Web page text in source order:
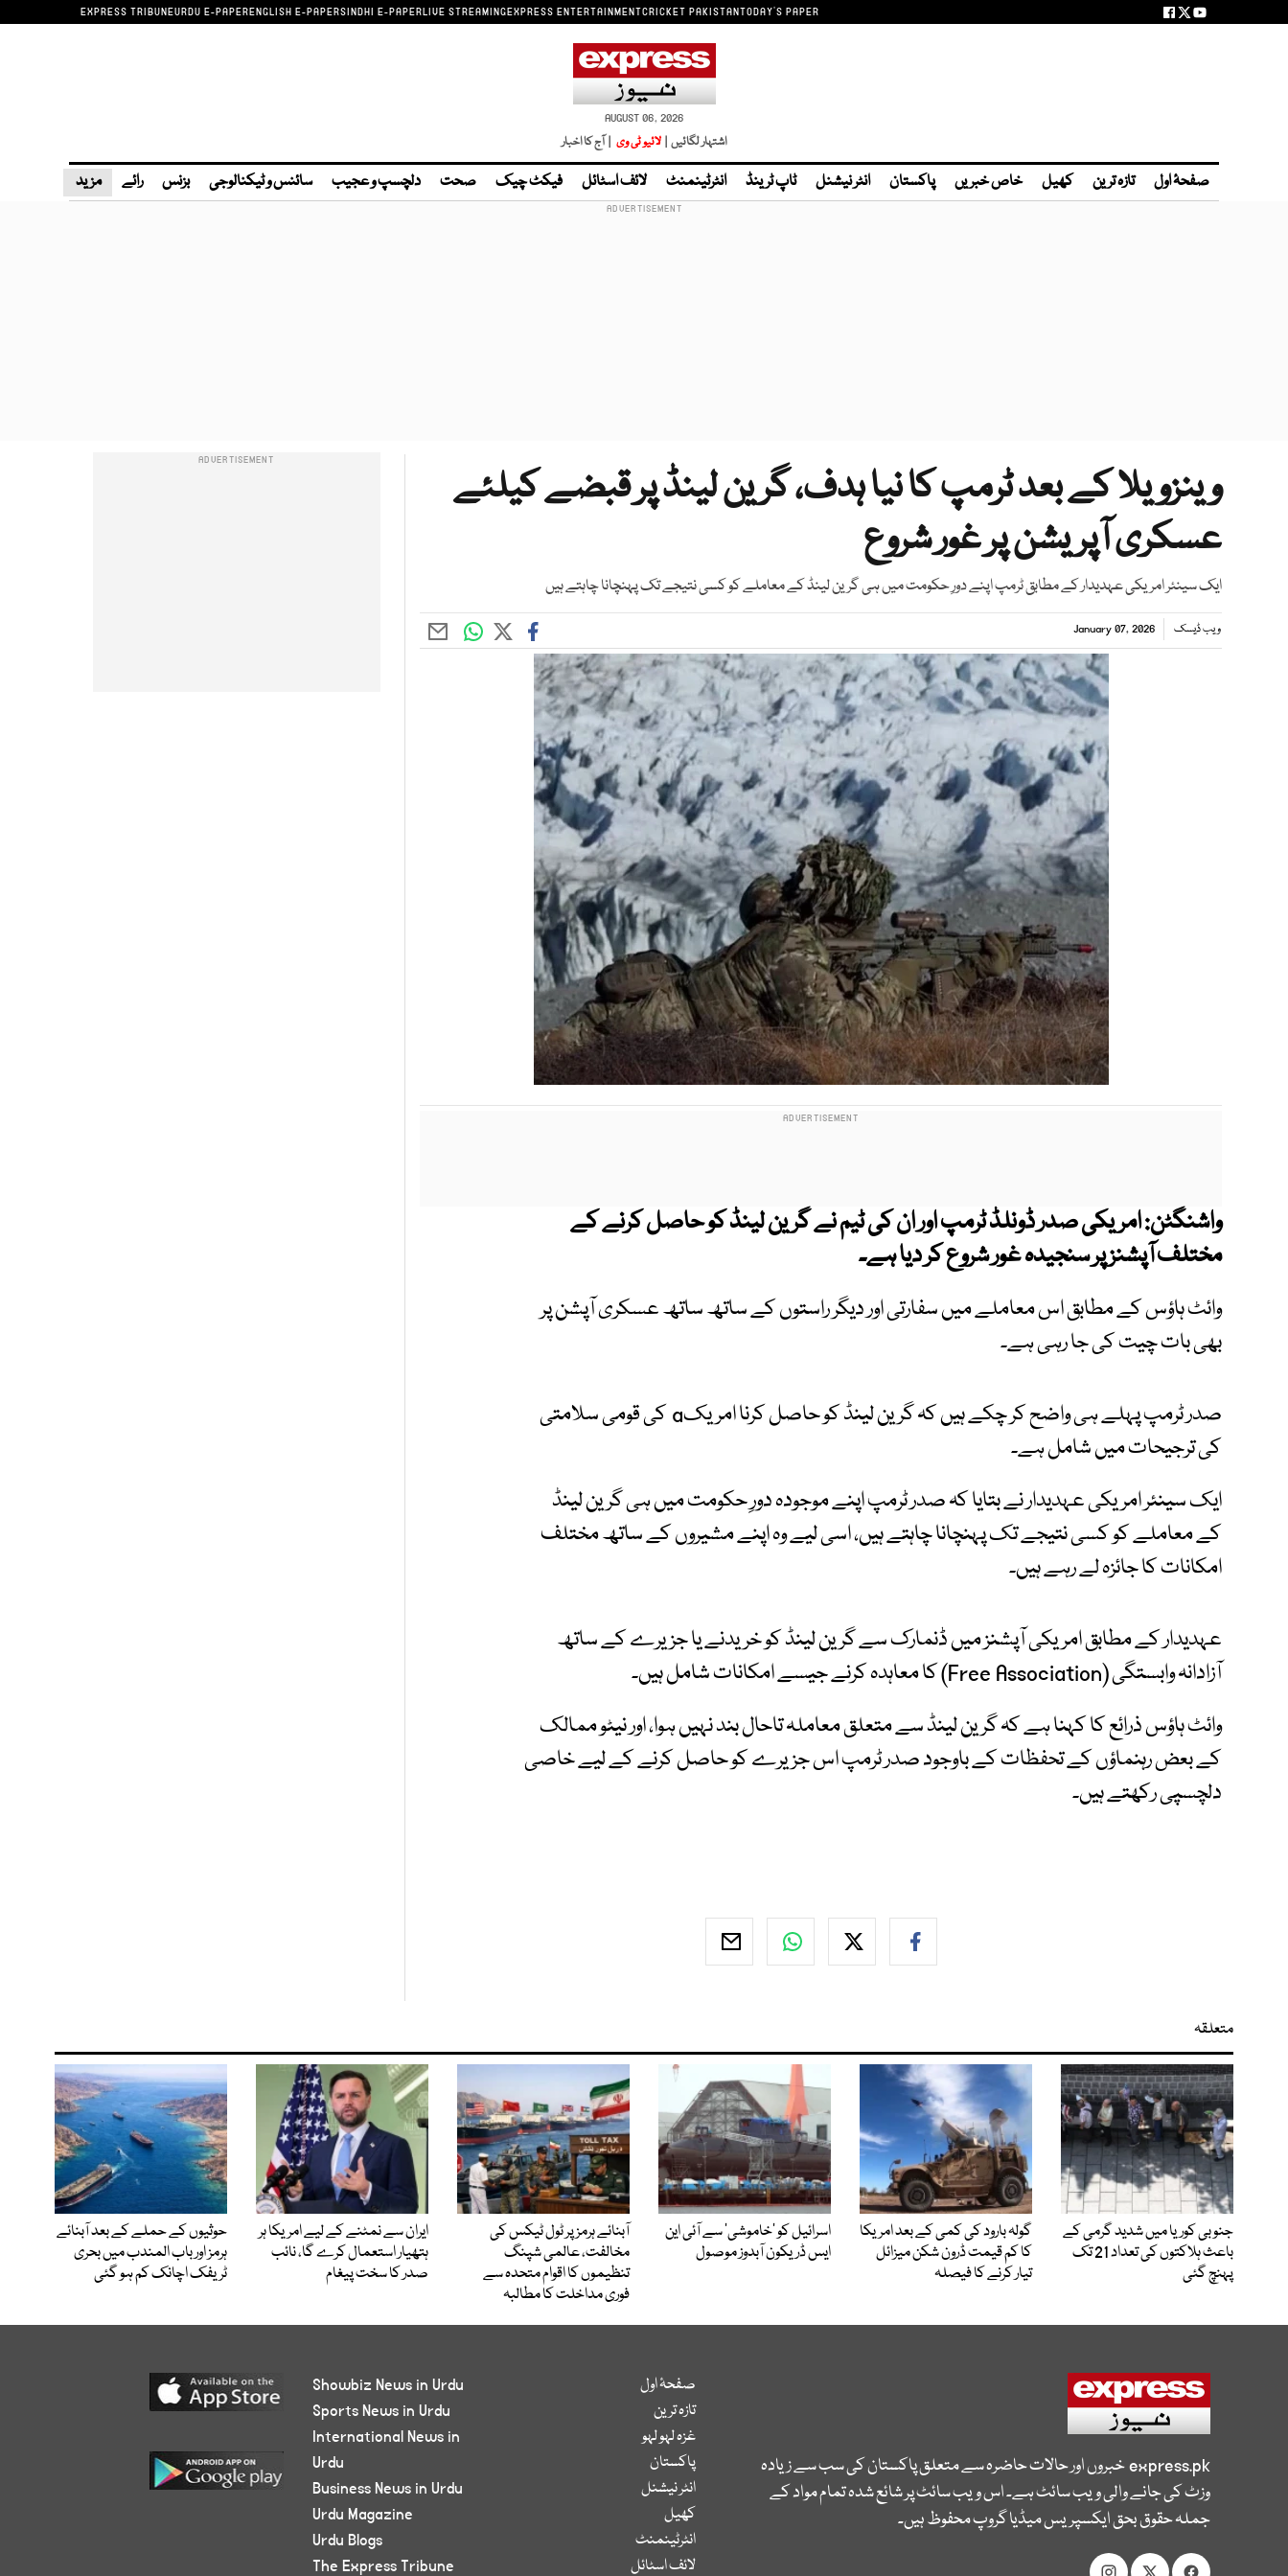
EXPRESS TRIBUNEURDU E-PAPERENGLISH E-PAPERSINDHI E-PAPERLIVE STREAMINGEXPRESS ENTERTAINMENTCRICKET PAKISTANTODAY'S PAPER
AUGUST 06, 2026
اشتہار لگائیں | لائیو ٹی وی | آج کا اخبار
صفحۂ اول تازہ ترین کھیل خاص خبریں پاکستان انٹر نیشنل ٹاپ ٹرینڈ انٹرٹینمنٹ لائف اسٹائل فیکٹ چیک صحت دلچسپ و عجیب سائنس و ٹیکنالوجی بزنس رائے مزید
وینزویلا کے بعد ٹرمپ کا نیا ہدف، گرین لینڈ پر قبضے کیلئے
عسکری آپریشن پر غور شروع
ایک سینئر امریکی عہدیدار کے مطابق ٹرمپ اپنے دورِ حکومت میں ہی گرین لینڈ کے معاملے کو کسی نتیجے تک پہنچانا چاہتے ہیں
ویب ڈیسک January 07, 2026
واشنگٹن: امریکی صدر ڈونلڈ ٹرمپ اور ان کی ٹیم نے گرین لینڈ کو حاصل کرنے کے
مختلف آپشنز پر سنجیدہ غور شروع کر دیا ہے۔
وائٹ ہاؤس کے مطابق اس معاملے میں سفارتی اور دیگر راستوں کے ساتھ ساتھ عسکری آپشن پر
بھی بات چیت کی جا رہی ہے۔
صدر ٹرمپ پہلے ہی واضح کر چکے ہیں کہ گرین لینڈ کو حاصل کرنا امریکa کی قومی سلامتی
کی ترجیحات میں شامل ہے۔
ایک سینئر امریکی عہدیدار نے بتایا کہ صدر ٹرمپ اپنے موجودہ دورِ حکومت میں ہی گرین لینڈ
کے معاملے کو کسی نتیجے تک پہنچانا چاہتے ہیں، اسی لیے وہ اپنے مشیروں کے ساتھ مختلف
امکانات کا جائزہ لے رہے ہیں۔
عہدیدار کے مطابق امریکی آپشنز میں ڈنمارک سے گرین لینڈ کو خریدنے یا جزیرے کے ساتھ
آزادانہ وابستگی (Free Association) کا معاہدہ کرنے جیسے امکانات شامل ہیں۔
وائٹ ہاؤس ذرائع کا کہنا ہے کہ گرین لینڈ سے متعلق معاملہ تاحال بند نہیں ہوا، اور نیٹو ممالک
کے بعض رہنماؤں کے تحفظات کے باوجود صدر ٹرمپ اس جزیرے کو حاصل کرنے کے لیے خاصی
دلچسپی رکھتے ہیں۔
متعلقہ
جنوبی کوریا میں شدید گرمی کے
باعث ہلاکتوں کی تعداد 21 تک
پہنچ گئی
گولہ بارود کی کمی کے بعد امریکا
کا کم قیمت ڈرون شکن میزائل
تیار کرنے کا فیصلہ
اسرائیل کو ’خاموشی‘ سے آئی این
ایس ڈریکون آبدوز موصول
آبنائے ہرمز پر ٹول ٹیکس کی
مخالفت، عالمی شپنگ
تنظیموں کا اقوام متحدہ سے
فوری مداخلت کا مطالبہ
ایران سے نمٹنے کے لیے امریکا ہر
ہتھیار استعمال کرے گا، نائب
صدر کا سخت پیغام
حوثیوں کے حملے کے بعد آبنائے
ہرمز اور باب المندب میں بحری
ٹریفک اچانک کم ہو گئی
express.pkخبروں اور حالات حاضرہ سے متعلق پاکستان کی سب سے زیادہ
وزٹ کی جانے والی ویب سائٹ ہے۔ اس ویب سائٹ پر شائع شدہ تمام مواد کے
جملہ حقوق بحق ایکسپریس میڈیا گروپ محفوظ ہیں۔
صفحۂ اول
تازہ ترین
غزہ لہو لہو
پاکستان
انٹر نیشنل
کھیل
انٹرٹینمنٹ
لائف اسٹائل
Showbiz News in Urdu
Sports News in Urdu
International News in
Urdu
Business News in Urdu
Urdu Magazine
Urdu Blogs
The Express Tribune